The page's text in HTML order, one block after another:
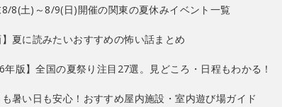
8(土)～8/9(日)開催の関東の夏休みイベント一覧
】夏に読みたいおすすめの怖い話まとめ
年版】全国の夏祭り注目27選。見どころ・日程もわかる！
暑い日も安心！おすすめ屋内施設・室内遊び場ガイド